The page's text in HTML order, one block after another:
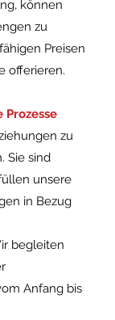
können
zu
Preisen
offerieren.
zu
Sie sind
unsere
in Bezug
begleiten
Anfang bis